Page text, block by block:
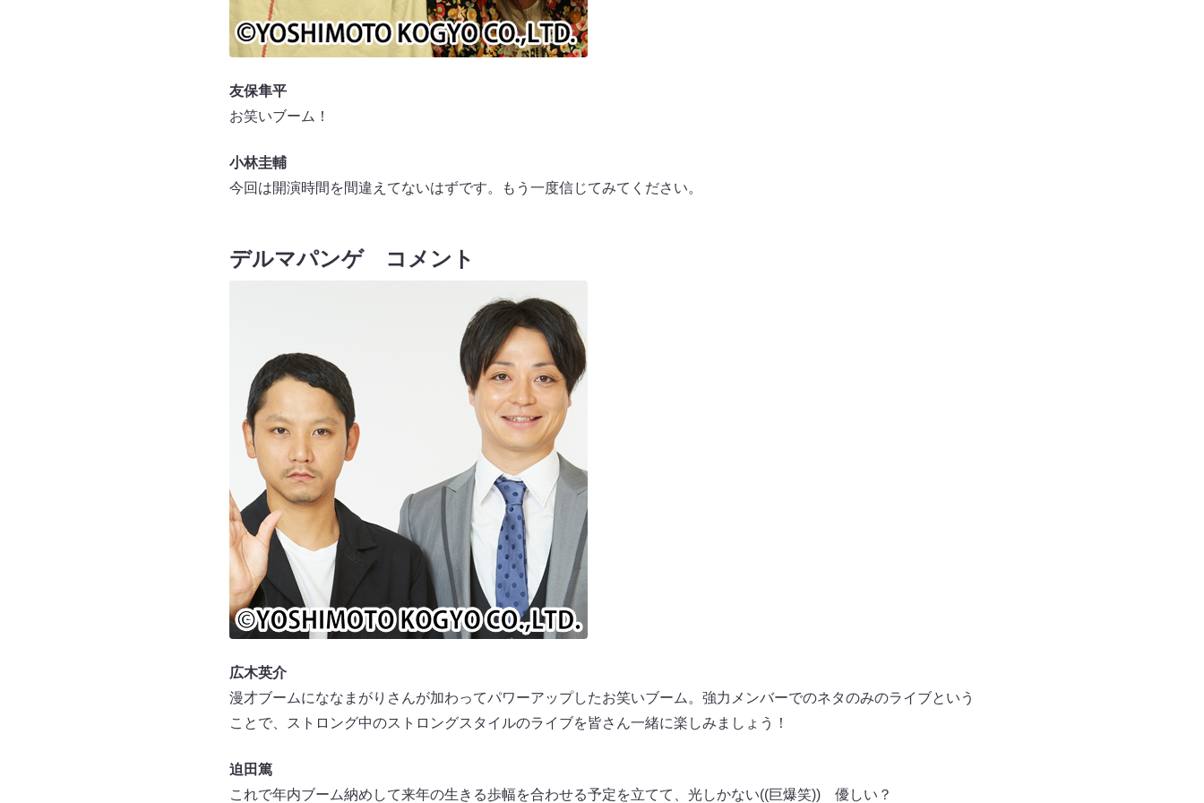
友保隼平
お笑いブーム！
小林圭輔
今回は開演時間を間違えてないはずです。もう一度信じてみてください。
デルマパンゲ コメント
広木英介
漫才ブームにななまがりさんが加わってパワーアップしたお笑いブーム。強力メンバーでのネタのみのライブという
ことで、ストロング中のストロングスタイルのライブを皆さん一緒に楽しみましょう！
迫田篤
これで年内ブーム納めして来年の生きる歩幅を合わせる予定を立てて、光しかない((巨爆笑)) 優しい？